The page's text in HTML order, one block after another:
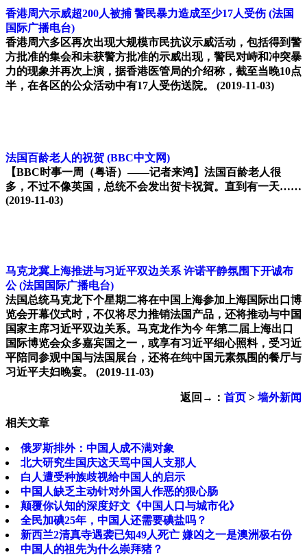
香港周六示威超200人被捕 警民暴力造成至少17人受伤 (法国
国际广播电台)
香港周六多区再次出现大规模市民抗议示威活动，包括得到警
方批准的集会和未获警方批准的示威出现，警民对峙和冲突暴
力的现象并再次上演，据香港医管局的介绍称，截至当晚10点
半，在各区的公众活动中有17人受伤送院。 (2019-11-03)
法国百龄老人的祝贺 (BBC中文网)
【BBC时事一周（粤语）——记者来鸿】法国百龄老人很
多，不过不像英国，总统不会发出贺卡祝賀。直到有一天……
(2019-11-03)
马克龙冀上海推进与习近平双边关系 许诺平静氛围下开诚布
公 (法国国际广播电台)
法国总统马克龙下个星期二将在中国上海参加上海国际出口博
览会开幕仪式时，不仅将尽力推销法国产品，还将推动与中国
国家主席习近平双边关系。马克龙作为今 年第二届上海出口
国际博览会众多嘉宾国之一，或享有习近平细心照料，受习近
平陪同参观中国与法国展台，还将在纯中国元素氛围的餐厅与
习近平夫妇晚宴。 (2019-11-03)
返回→： 首页 > 墙外新闻
相关文章
俄罗斯排外：中国人成不满对象
北大研究生国庆这天骂中国人支那人
白人遭受种族歧视给中国人的启示
中国人缺乏主动针对外国人作恶的狠心肠
颠覆你认知的深度好文《中国人口与城市化》
全民加碘25年，中国人还需要碘盐吗？
新西兰2清真寺遇袭已知49人死亡 嫌凶之一是澳洲极右份
中国人的祖先为什么崇拜猪？